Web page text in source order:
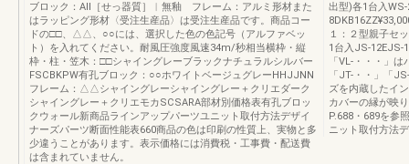
ブロック：AⅡ［せっ器質］︱無釉 フレーム：アルミ形材また
はラッピング形材〈受注生産品〉は受注生産品です。商品コー
ドの□□、△△、○○には、選択した色の色記号（アルファベッ
ト）を入れてください。耐風圧強度風速34m/秒相当横枠・縦
枠・柱・笠木：□□シャイングレーブラックナチュラルシルバー
FSCBKPW有孔ブロック：○○ホワイトベージュグレーHHJJNN
フレーム：△△シャイングレーシャイングレー＋クリエダーク
シャイングレー＋クリエモカSCSARA部材別価格表有孔ブロッ
クウォール新商品ラインアップパーツユニット取付方法デザイ
ナーズパーツ断面性能表660商品の色は印刷の性質上、実物と多
少違うことがあります。表示価格には消費税・工事費・配送費
は含まれていません。
出型)各1台入
１：２型親子セ
1台入JS-12EJS-
「VL-・・・」
「JT-・・」「
ズを内蔵したイ
カバーの縁が映
P.688・689を参
ニット取付方法